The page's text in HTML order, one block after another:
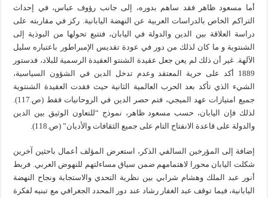
أما مسعود ظاهر فقد ساهم بدوره، إلى جانب رؤوف عباس، في إحداث
التراكم الخاص بالدراسات العربية عن النهضة اليابانية. ركز في مقاربته على
دراسة العلاقة بين الدين والدولة في اليابان، فتتبع تحولها من البوذية إلى
الشنتوية و ما كان لذلك من دور في عودة تقديس الإمبراطور باعتباره سليل
الآلهة. غير أن ذلك لم يعن جعل عقيدة الشنتو العقيدة الرسمية للبلاد، فدستور
1889 أكد على حرية المعتقد وعدم تدخل الدين في الشؤون السياسية،
الشيء الذي تأكد بعد الحرب العالمية الثانية حيث فقدت العقيدة الشنتوية
جميع امتيازات عهد الميجي، فتم حصر الدين في الروحانيات فقط (ص.117).
لذلك فإن اليابان، حسب مسعود ظاهر، نموذج “للتعاون الوثيق بين الدين
والدولة على قاعدة الانفتاح التام على جميع الثقافات والأديان” (ص.118).
إضافة إلى المؤرخين السالفي الذكر، استعرض المؤلف أعمال باحثين آخرين
شكلت اليابان محورا لاهتمامهم ضمن سياق مساءلتهم للنهوض العربي. فربط
أنور عبد الملك وهشام شرابي بين نظرية التحدي والاستجابة ونجاح النهضة
اليابانية، فيما توقف عبد الغفار رشاد عند دور المحدد الجغرافي مع تبنيه لفكرة